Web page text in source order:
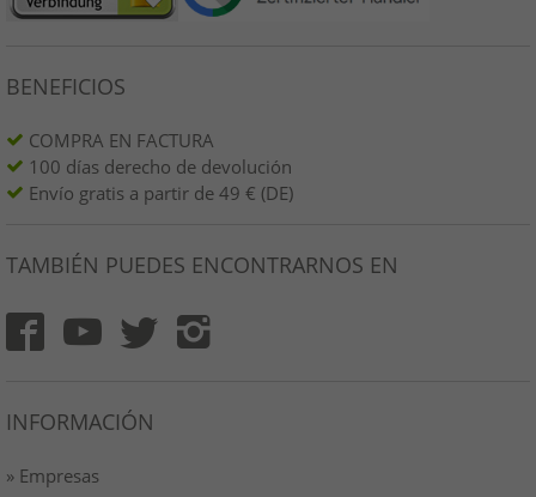
BENEFICIOS
COMPRA EN FACTURA
100 días derecho de devolución
Envío gratis a partir de 49 € (DE)
TAMBIÉN PUEDES ENCONTRARNOS EN
INFORMACIÓN
» Empresas